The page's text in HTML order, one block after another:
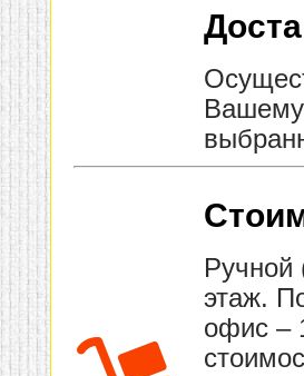
Вашему
Ручной
этаж.
офис –